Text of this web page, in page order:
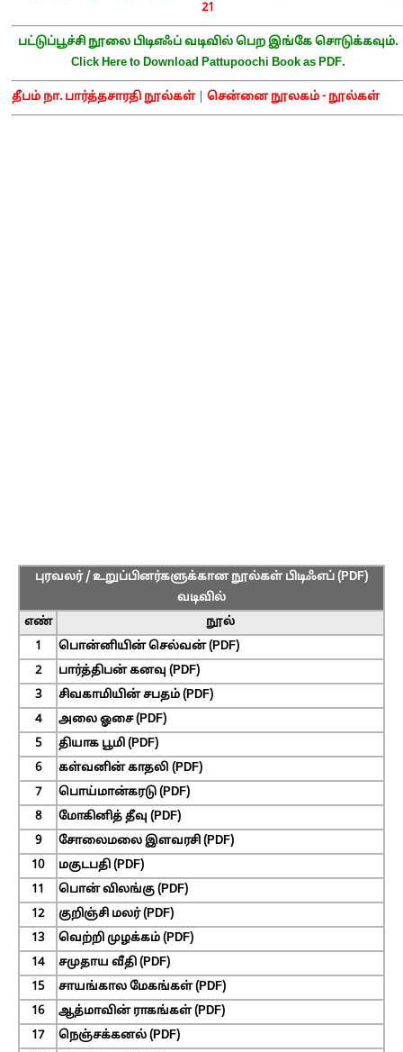
21
பட்டுப்பூச்சி நூலை பிடிஎஃப் வடிவில் பெற இங்கே சொடுக்கவும்.
Click Here to Download Pattupoochi Book as PDF.
தீபம் நா. பார்த்தசாரதி நூல்கள்| சென்னை நூலகம் - நூல்கள்
புரவலர் / உறுப்பினர்களுக்கான நூல்கள் பிடிஃஎப் (PDF)
வடிவில்
எண்
நூல்
1
பொன்னியின் செல்வன் (PDF)
2
பார்த்திபன் கனவு (PDF)
3
சிவகாமியின் சபதம் (PDF)
4
அலை ஓசை (PDF)
5
தியாக பூமி (PDF)
6
கள்வனின் காதலி (PDF)
7
பொய்மான்கரடு (PDF)
8
மோகினித் தீவு (PDF)
9
சோலைமலை இளவரசி (PDF)
10
மகுடபதி (PDF)
11
பொன் விலங்கு (PDF)
12
குறிஞ்சி மலர் (PDF)
13
வெற்றி முழக்கம் (PDF)
14
சமுதாய வீதி (PDF)
15
சாயங்கால மேகங்கள் (PDF)
16
ஆத்மாவின் ராகங்கள் (PDF)
17
நெஞ்சக்கனல் (PDF)